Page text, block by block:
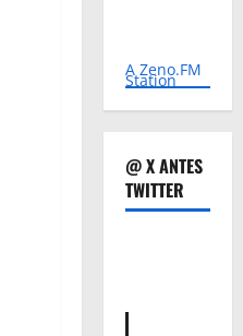
A Zeno.FM
Station
@ X ANTES
TWITTER